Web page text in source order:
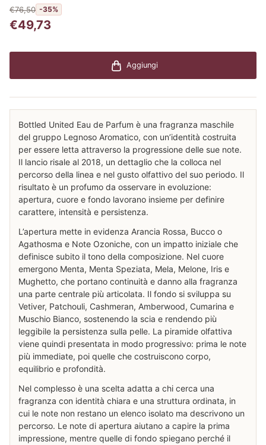
€76,50 -35%
€49,73
Aggiungi
Bottled United Eau de Parfum è una fragranza maschile
del gruppo Legnoso Aromatico, con un’identità costruita
per essere letta attraverso la progressione delle sue note.
Il lancio risale al 2018, un dettaglio che la colloca nel
percorso della linea e nel gusto olfattivo del suo periodo. Il
risultato è un profumo da osservare in evoluzione:
apertura, cuore e fondo lavorano insieme per definire
carattere, intensità e persistenza.
L’apertura mette in evidenza Arancia Rossa, Bucco o
Agathosma e Note Ozoniche, con un impatto iniziale che
definisce subito il tono della composizione. Nel cuore
emergono Menta, Menta Speziata, Mela, Melone, Iris e
Mughetto, che portano continuità e danno alla fragranza
una parte centrale più articolata. Il fondo si sviluppa su
Vetiver, Patchouli, Cashmeran, Amberwood, Cumarina e
Muschio Bianco, sostenendo la scia e rendendo più
leggibile la persistenza sulla pelle. La piramide olfattiva
viene quindi presentata in modo progressivo: prima le note
più immediate, poi quelle che costruiscono corpo,
equilibrio e profondità.
Nel complesso è una scelta adatta a chi cerca una
fragranza con identità chiara e una struttura ordinata, in
cui le note non restano un elenco isolato ma descrivono un
percorso. Le note di apertura aiutano a capire la prima
impressione, mentre quelle di fondo spiegano perché il